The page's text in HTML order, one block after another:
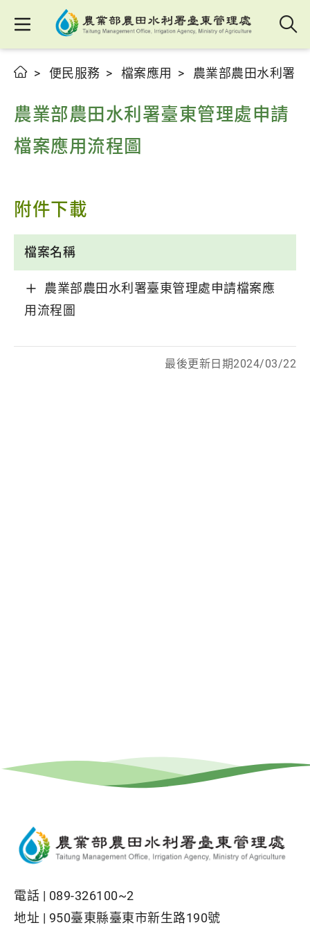
便民服務 檔案應用 農業部農田水利署
農業部農田水利署臺東管理處申請
檔案應用流程圖
附件下載
檔案名稱
農業部農田水利署臺東管理處申請檔案應
用流程圖
最後更新日期2024/03/22
電話 | 089-326100~2
地址 | 950臺東縣臺東市新生路190號